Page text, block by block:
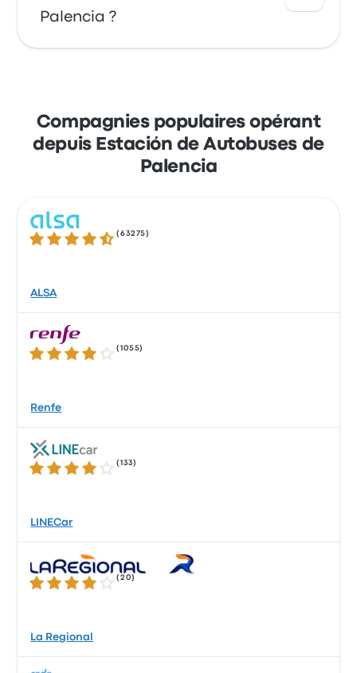
510 trajets quotidiens, le premier bus partant
Palencia ?
trajets par carte bleue (Mastercard, Visa,
Amex, etc.), ainsi que par Apple Pay et
Google Pay.
Compagnies populaires opérant
depuis Estación de Autobuses de
Palencia
4.3 sur 5 étoiles(63275 )
ALSA
4.1 sur 5 étoiles (1055)
Renfe
3.9 sur 5 étoiles(133)
LINECar
3.9 sur 5 étoiles(20 )
La Regional